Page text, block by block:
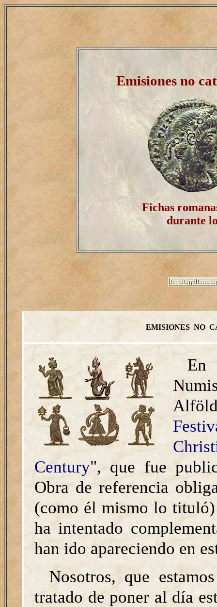
Emisiones no
Fichas
durante
EMISIONES NO
En
Century", que fue
Obra de referencia
(como él mismo lo
ha intentado
han ido apareciendo en
Nosotros, que
tratado de poner al día